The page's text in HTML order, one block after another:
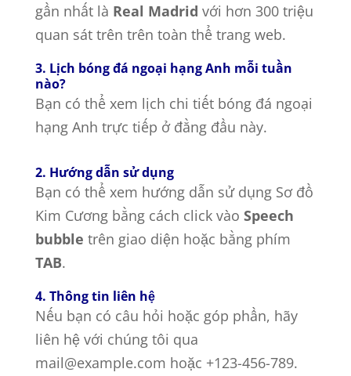
gần nhất là Real Madrid với hơn 300 triệu
quan sát trên trên toàn thể trang web.
3. Lịch bóng đá ngoại hạng Anh mỗi tuần
nào?
Bạn có thể xem lịch chi tiết bóng đá ngoại
hạng Anh trực tiếp ở đằng đầu này.
2. Hướng dẫn sử dụng
Bạn có thể xem hướng dẫn sử dụng Sơ đồ
Kim Cương bằng cách click vào Speech
bubble trên giao diện hoặc bằng phím
TAB.
4. Thông tin liên hệ
Nếu bạn có câu hỏi hoặc góp phần, hãy
liên hệ với chúng tôi qua
mail@example.com hoặc +123-456-789.